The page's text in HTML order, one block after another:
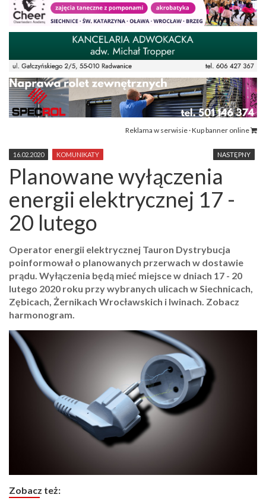
Reklama w serwisie · Kup banner online
NASTĘPNY
16.02.2020 KOMUNIKATY
Planowane wyłączenia
energii elektrycznej 17 -
20 lutego
Operator energii elektrycznej Tauron Dystrybucja
poinformował o planowanych przerwach w dostawie
prądu. Wyłączenia będą mieć miejsce w dniach 17 - 20
lutego 2020 roku przy wybranych ulicach w Siechnicach,
Zębicach, Żernikach Wrocławskich i Iwinach. Zobacz
harmonogram.
Zobacz też: